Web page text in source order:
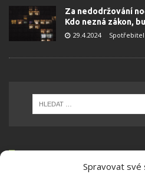
Spravovat své
Za nedodržování
Kdo nezná zákon,
29.4.2024 Spotřebitel